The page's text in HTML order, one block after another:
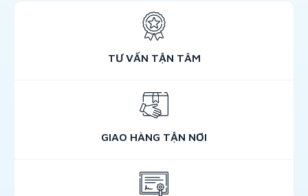
TƯ VẤN TẬN TÂM
GIAO HÀNG TẬN NƠI